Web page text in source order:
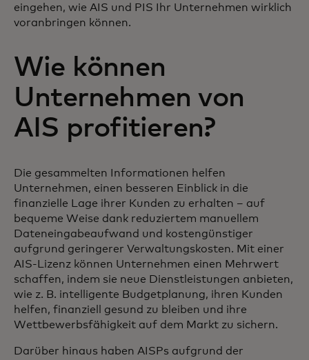
eingehen, wie AIS und PIS Ihr Unternehmen wirklich
voranbringen können.
Wie können
Unternehmen von
AIS profitieren?
Die gesammelten Informationen helfen
Unternehmen, einen besseren Einblick in die
finanzielle Lage ihrer Kunden zu erhalten – auf
bequeme Weise dank reduziertem manuellem
Dateneingabeaufwand und kostengünstiger
aufgrund geringerer Verwaltungskosten. Mit einer
AIS-Lizenz können Unternehmen einen Mehrwert
schaffen, indem sie neue Dienstleistungen anbieten,
wie z. B. intelligente Budgetplanung, ihren Kunden
helfen, finanziell gesund zu bleiben und ihre
Wettbewerbsfähigkeit auf dem Markt zu sichern.
Darüber hinaus haben AISPs aufgrund der